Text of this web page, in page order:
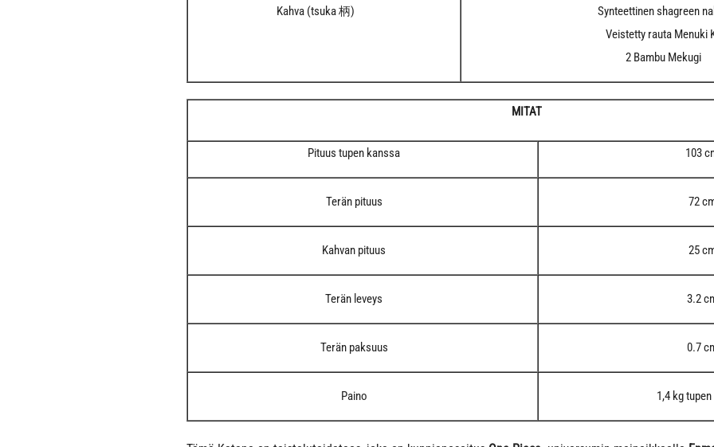
Kahva (tsuka 柄)
Synteettinen shagreen
Veistetty rauta Menuki
2 Bambu Mekugi
MITAT
Pituus tupen kanssa 103
Terän pituus 72
Kahvan pituus 25
Terän leveys 3.2
Terän paksuus 0.7
Paino 1,4 kg